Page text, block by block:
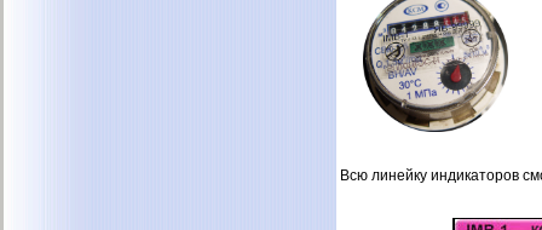
Всю линейку индикаторов